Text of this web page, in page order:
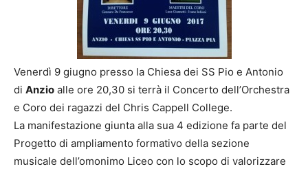
Venerdì 9 giugno presso la Chiesa dei SS Pio e Antonio
di Anzio alle ore 20,30 si terrà il Concerto dell’Orchestra
e Coro dei ragazzi del Chris Cappell College.
La manifestazione giunta alla sua 4 edizione fa parte del
Progetto di ampliamento formativo della sezione
musicale dell’omonimo Liceo con lo scopo di valorizzare